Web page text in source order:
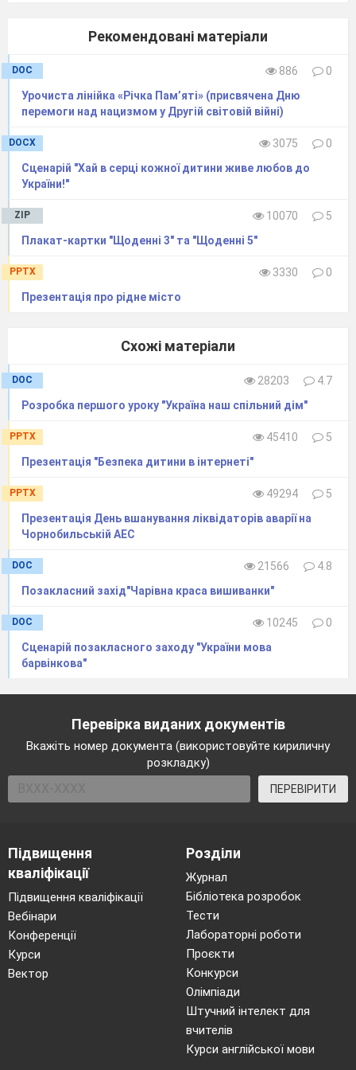
Ціною життя 28 відважних на 5-ту годину
ранку вгамували вогонь. Шестеро з них не
дожили до 11-ої години наступного ранку.
(муз. фон №3)
Ведучий 2.Усього у ліквідації наслідків
Чорнобильської катастрофи взяли участь 350
тисяч українців. Після Чорнобильської
катастрофи померло
Ведучий 1.Пам’ять… Це єдине, що ми
можемо віддати героям,
які за покликом рідної землі вступили у
палаючий реактор на захист рідного народу.
Ведучий 2.
Це мить не прощання, а
вічне стрічання
Із тими, кого вже не стрінемо
ми.
Коли наступає хвилина
мовчання,
У пам’яті нашій клекочуть
громи.
(муз. фон №1)
Чорнобильської атомної сколихнули весь світ.
Ведучий 4.
Білорусії, Росії.
Ведучий 3.Мертвий ліс, в який не можна
ходити, сади з яблуками, насиченими
ворогами.
Ведучий 4.На квітучий українській землі
з’явилися пусті міста і села.
життя українців увійшло поняття «зона
відчуження».
Люди назавжди покидали свої
домівки. Метушня, сльози, розпач… Усі
збиралися від’їжджати, забувши що завтра –
Рекомендовані матеріали
DOC 886
0
Урочиста лінійка «Річка Пам’яті» (присвячена Дню
перемоги над нацизмом у Другій світовій війні)
DOCX 3075
0
Сценарій "Хай в серці кожної дитини живе любов до
України!"
ZIP 10070
5
Плакат-картки "Щоденні 3" та "Щоденні 5"
PPTX 3330
0
Презентація про рідне місто
Схожі матеріали
DOC 28203
4.7
Розробка першого уроку "Україна наш спільний дім"
PPTX 45410
5
Презентація "Безпека дитини в інтернеті"
PPTX 49294
5
Презентація День вшанування ліквідаторів аварії на
Чорнобильській АЕС
DOC 21566
4.8
Позакласний захід"Чарівна краса вишиванки"
DOC 10245
0
Сценарій позакласного заходу "України мова
барвінкова"
Перевірка виданих документів
Вкажіть номер документа (використовуйте кириличну
розкладку)
ПЕРЕВІРИТИ
Підвищення
кваліфікації
Підвищення кваліфікації
Вебінари
Конференції
Курси
Вектор
Розділи
Журнал
Бібліотека розробок
Тести
Лабораторні роботи
Проєкти
Конкурси
Олімпіади
Штучний інтелект для
вчителів
Курси англійської мови